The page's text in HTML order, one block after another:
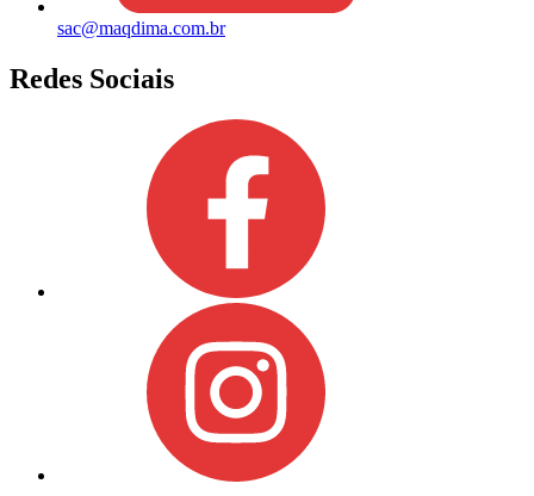
sac@maqdima.com.br
Redes Sociais